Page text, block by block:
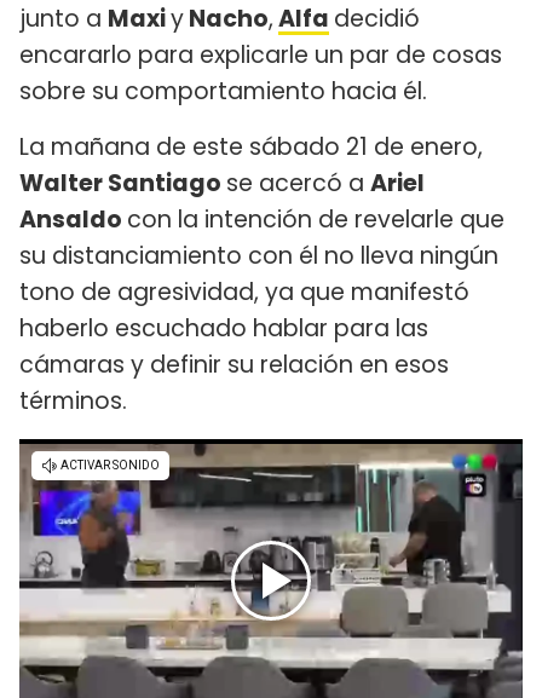
junto a MaxiyNacho,Alfa decidió
encararlo para explicarle un par de cosas
sobre su comportamiento hacia él.
La mañana de este sábado 21 de enero,
Walter Santiago se acercó a Ariel
Ansaldo con la intención de revelarle que
su distanciamiento con él no lleva ningún
tono de agresividad, ya que manifestó
haberlo escuchado hablar para las
cámaras y definir su relación en esos
términos.